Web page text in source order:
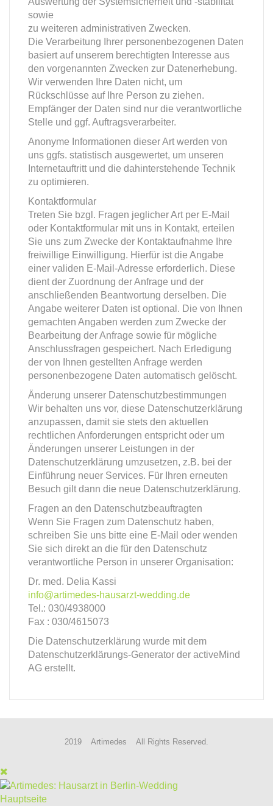
sowie
zu weiteren administrativen Zwecken.
Die Verarbeitung Ihrer personenbezogenen Daten
basiert auf unserem berechtigten Interesse aus
den vorgenannten Zwecken zur Datenerhebung.
Wir verwenden Ihre Daten nicht, um
Rückschlüsse auf Ihre Person zu ziehen.
Empfänger der Daten sind nur die verantwortliche
Stelle und ggf. Auftragsverarbeiter.
Anonyme Informationen dieser Art werden von
uns ggfs. statistisch ausgewertet, um unseren
Internetauftritt und die dahinterstehende Technik
zu optimieren.
Kontaktformular
Treten Sie bzgl. Fragen jeglicher Art per E-Mail
oder Kontaktformular mit uns in Kontakt, erteilen
Sie uns zum Zwecke der Kontaktaufnahme Ihre
freiwillige Einwilligung. Hierfür ist die Angabe
einer validen E-Mail-Adresse erforderlich. Diese
dient der Zuordnung der Anfrage und der
anschließenden Beantwortung derselben. Die
Angabe weiterer Daten ist optional. Die von Ihnen
gemachten Angaben werden zum Zwecke der
Bearbeitung der Anfrage sowie für mögliche
Anschlussfragen gespeichert. Nach Erledigung
der von Ihnen gestellten Anfrage werden
personenbezogene Daten automatisch gelöscht.
Änderung unserer Datenschutzbestimmungen
Wir behalten uns vor, diese Datenschutzerklärung
anzupassen, damit sie stets den aktuellen
rechtlichen Anforderungen entspricht oder um
Änderungen unserer Leistungen in der
Datenschutzerklärung umzusetzen, z.B. bei der
Einführung neuer Services. Für Ihren erneuten
Besuch gilt dann die neue Datenschutzerklärung.
Fragen an den Datenschutzbeauftragten
Wenn Sie Fragen zum Datenschutz haben,
schreiben Sie uns bitte eine E-Mail oder wenden
Sie sich direkt an die für den Datenschutz
verantwortliche Person in unserer Organisation:
Dr. med. Delia Kassi
info@artimedes-hausarzt-wedding.de
Tel.: 030/4938000
Fax : 030/4615073
Die Datenschutzerklärung wurde mit dem
Datenschutzerklärungs-Generator der activeMind
AG erstellt.
2019 Artimedes All Rights Reserved.
Hauptseite